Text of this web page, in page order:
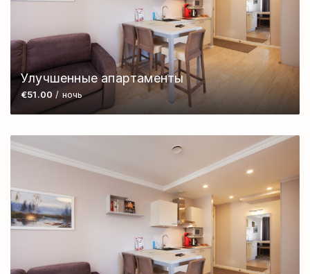
Улучшенные апартаменты
€51.00 / ночь